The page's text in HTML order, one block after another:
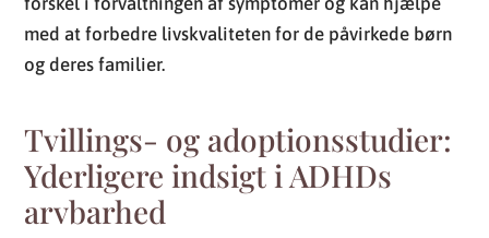
med at forbedre livskvaliteten for de påvirkede børn
og deres familier.
Tvillings- og adoptionsstudier:
Yderligere indsigt i ADHDs
arvbarhed